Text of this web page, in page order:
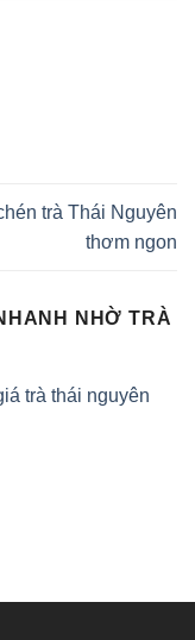
trà Thái Nguyên
thơm ngon
NHỜ TRÀ
trà thái nguyên